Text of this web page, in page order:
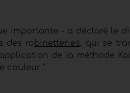
importante - a déclaré le
des robinetteries, qui se
de la méthode
couleur ".